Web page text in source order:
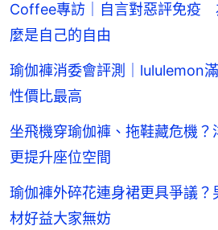
Coffee專訪｜自言對惡評免疫
麼是自己的自由
瑜伽褲消委會評測｜lululemon
性價比最高
坐飛機穿瑜伽褲、拖鞋藏危機？
更提升座位空間
瑜伽褲外碎花連身裙更具爭議？
材好益大家無妨